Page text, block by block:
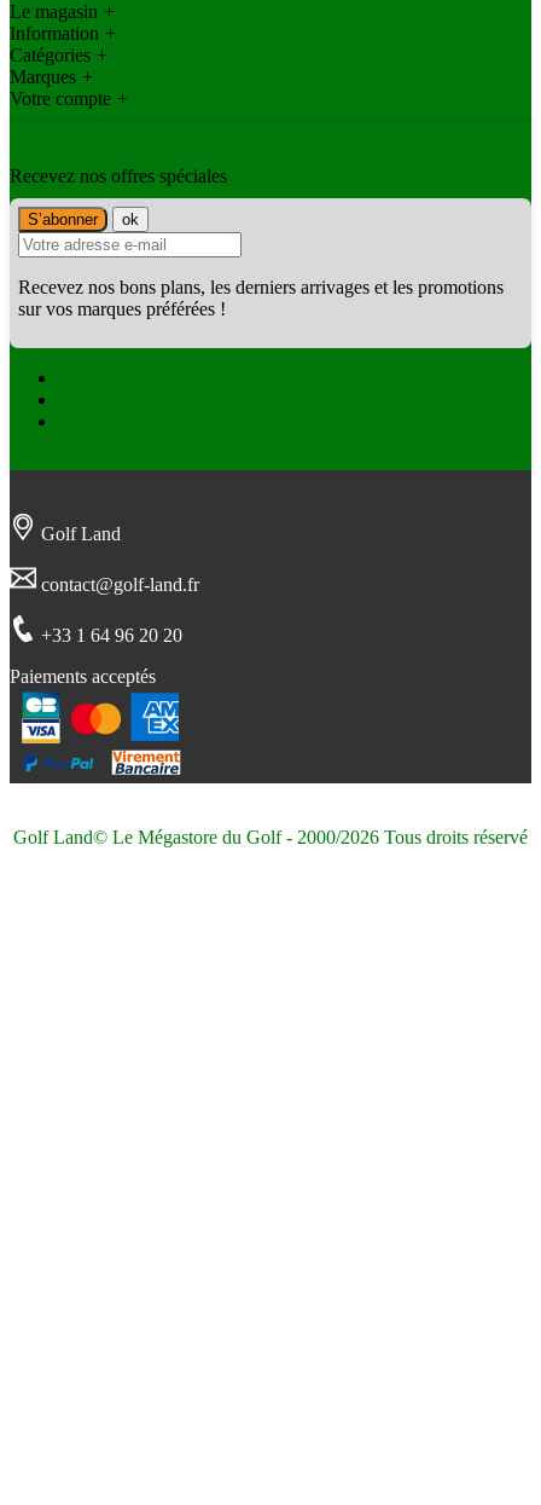
Le magasin +
Information +
Catégories +
Marques +
Votre compte +
Recevez nos offres spéciales
Recevez nos bons plans, les derniers arrivages et les promotions
sur vos marques préférées !
Golf Land
contact@golf-land.fr
+33 1 64 96 20 20
Paiements acceptés
Golf Land© Le Mégastore du Golf - 2000/2026 Tous droits réservé